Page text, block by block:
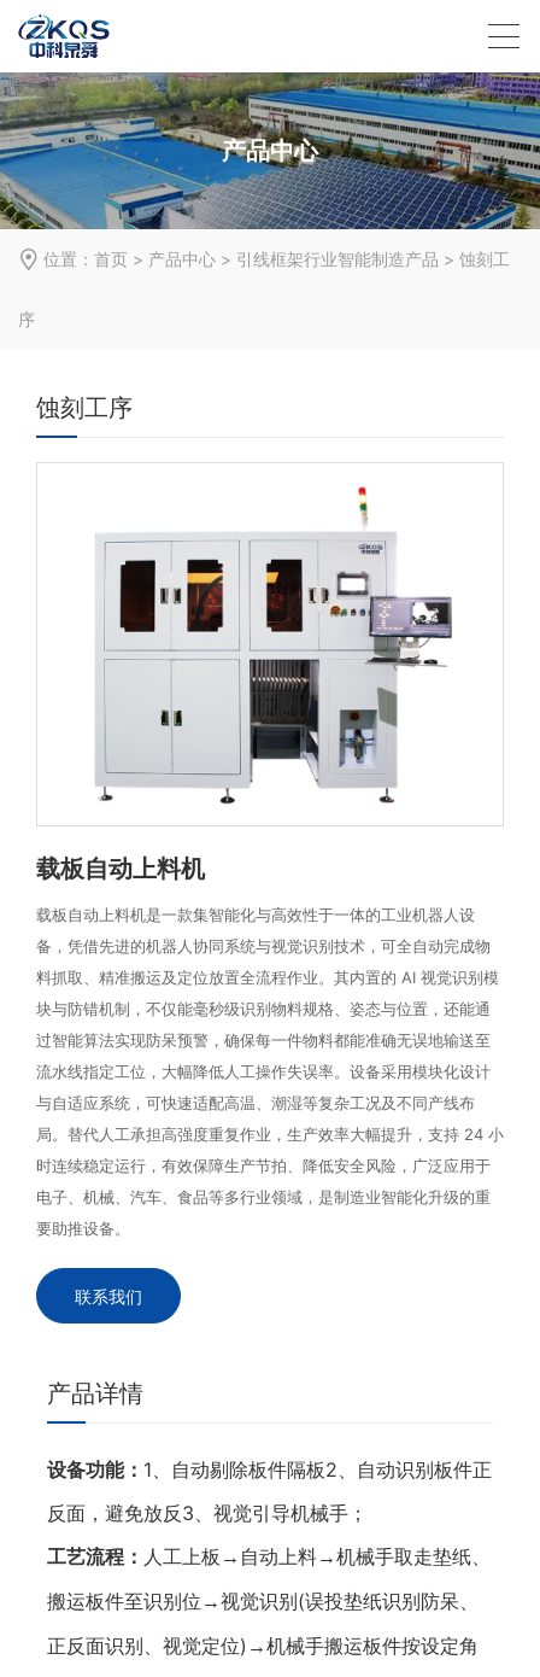
产品中心
位置： 首页 > 产品中心 > 引线框架行业智能制造产品 > 蚀刻工
序
蚀刻工序
载板自动上料机
载板自动上料机是一款集智能化与高效性于一体的工业机器人设
备，凭借先进的机器人协同系统与视觉识别技术，可全自动完成物
料抓取、精准搬运及定位放置全流程作业。其内置的 AI 视觉识别模
块与防错机制，不仅能毫秒级识别物料规格、姿态与位置，还能通
过智能算法实现防呆预警，确保每一件物料都能准确无误地输送至
流水线指定工位，大幅降低人工操作失误率。设备采用模块化设计
与自适应系统，可快速适配高温、潮湿等复杂工况及不同产线布
局。替代人工承担高强度重复作业，生产效率大幅提升，支持 24 小
时连续稳定运行，有效保障生产节拍、降低安全风险，广泛应用于
电子、机械、汽车、食品等多行业领域，是制造业智能化升级的重
要助推设备。
联系我们
产品详情
设备功能： 1、自动剔除板件隔板2、自动识别板件正
反面，避免放反3、视觉引导机械手；
工艺流程： 人工上板 → 自动上料→机械手取走垫纸、
搬运板件至识别位 →视觉识别(误投垫纸识别防呆、
正反面识别、视觉定位) →机械手搬运板件按设定角